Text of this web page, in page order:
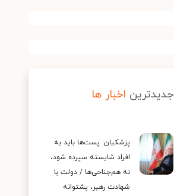
جدیدترین اخبار ها
پزشکیان: پست‌ها باید به
افراد شایسته سپرده شود،
نه هم‌جناحی‌ها / دولت با
شهادت رهبر، پشتوانه